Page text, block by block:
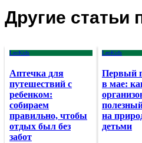
Другие статьи
LeoKids
Аптечка для
путешествий с
ребенком:
собираем
правильно, чтобы
отдых был без
забот
LeoKids
Первый
в мае:
на
детьми